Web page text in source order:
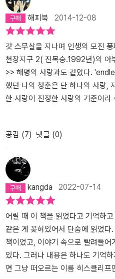
이도 알 수 없으니 어쩔 수 없이 단
에 없겠다는 것 등이었지요. -
노예제가 떠오르지 않는가? 헤어
묘하다. 그는 언쇼가문의 상속자인
지로 끌어내리려는 목적으로 그를
헤어튼, 점점 자신과 비슷하게 전
석이 없는 그를 보며 히스클리프
짐작해 볼 수 있다. 무엇보다 헤어
같은 것을 형성한 두 사람의 관계
'정통성'을 가진 헤어튼은 결국 모
리프는 나무가 시들어가는 것처럼
원인이 된 것을 모른 채 슬퍼하는
습이 죽이는 여성 내부의 어떤 것에
이 전혀 눈치채지 못하고 슬퍼하
와 에드거가 슬퍼하는 것처럼. 헤
는 그 불쌍한 아이를 탁자 위에 올
중얼거리는 것이었어요.'야, 이 녀
게 할 정도의 강한 바람을 맞고도
자랄 수 있는지 어디 두고 보자!' -
나지 않았어. 만약 저 녀석이 바보
천국이 아니라고. 없어진 것도 아
은 내 괴로움 같은 건 알 바 아니라
내 혀가 굳어질 때까지 되풀이하겠
있는 동안은 편히 쉬지 못한다는
했지. 그러면 귀신이 되어 나를 찾
람에게 귀신이 되어 찾아온다면서
것을 알고 있어. 언제나 나와 함께
나를 미치게 해줘! 제발 당신을 볼
말이야! 내 영혼인 당신 없이는
274​히스클리프에게 남은 거라곤
고 해서 구원을 받는 건 아니겠지.
수 없는 면에 대한 설명은 될거야.
장이 났으면 좋겠어. - page 541​그
캐서린이 낳은 캐서린 린튼과 헤
됩니다.​길었다면 긴 여정.히스클리
다.​'나 자신에게 되돌아오지만 않
어요. 하지만 배반이나 폭력은 양
쓰는 사람이 그걸 받는 사람보다
87​결국 모든 칼날을 받아낼 수밖
아래 마음 편히 지내길 빌어봅니다
다.문학사중 가장 악한 캐릭터 1위
가. 복수는 이렇게 '입체적'으로 해
해 화끈하게 보여주고 있다. 이런
적 행동들 하나하나가 보편적인 '
렴되는 결말에 이르러서는 또 한
으로 미친&*&^을 외치며 분개했
음을 기약하며 책장에 꽃아두게
전이 아니었던 것이다. 마음이 번
딱 맞는 듯ㅋㅋ 사랑에 배신당한 상
갖고 있는 악당(!)이지만, 죽은 캐
녀와 함께 할 길을 연다든지 죽는
산다든지 하는 모습을 보면 일생
자였음. 그런 무모한 사랑의 극치,
그야말로 폭풍같은 격정...그런것
시 읽었으면 감상이 바뀌었을텐데
만 철들고 나선 안읽은 관계로, 정
ㅋㅋ근데 이제와서 보니 등장하는
겐 존재감 없는 무매력남이었으나 어른이 된
거 린튼도 어찌나 캐서린을 사랑
주고 나중엔 딸이 너무 예뻐서 행
옆에 나란히 묻힐 날만 기다리는
대하고 나중엔 주정뱅이 돼서 무
기 부인만큼은 엄청 사랑해서...부
중에는 이렇게 재미있는 책이 흔치
하지만 청소년필독서(?)라는 타이
듯. 감수성 폭발하는 청소년기에
에 공감하고 그들의 사랑에 가슴이
고 나면 진짜 '좋은 남자'가 어떤 남
해피북 2014-12-08
갓 스무살을 지나며 인생의 모진
천장지구 2( 진목승.1992년)의
>> 해명의 사랑과도 같았다.
했던 나의 청춘은 단 하나의 사랑,
한 사랑이 진정한 사랑의 기준이
랑했음에도 다른 이들과 결혼하고, 처절한 복수로 자신과 주변의 모
든것들을 파멸시켜버리는 모습은
였다. 그렇게 나는 설익은 사랑으
모진풍파를 얼굴에 새기며 서른 중
금. 나의 사랑은, 프렌체스카<< 메
스 윌러.시공사.2002)>>를 이해하
다. 한때 불륜이라 찌푸렸던 마음
을 견디다보니, 사랑의 열정으로
는 내 모습에서, 프렌체스카를 이
의 벗으로 부터 온 한통의 편지에
간 이토록 가슴 절절한 사랑 이야
공감 (7) 댓글 (0)
kangda 2022-07-14
어릴 때 이 책을 읽었다고 기억하
같은 게 꽂혀있어서 단숨에 읽었
책이었고, 이야기 속으로 빨려들
있다. 그러나 내용은 하나도 기억
면 그냥 떠오르는 이름 히스클리프